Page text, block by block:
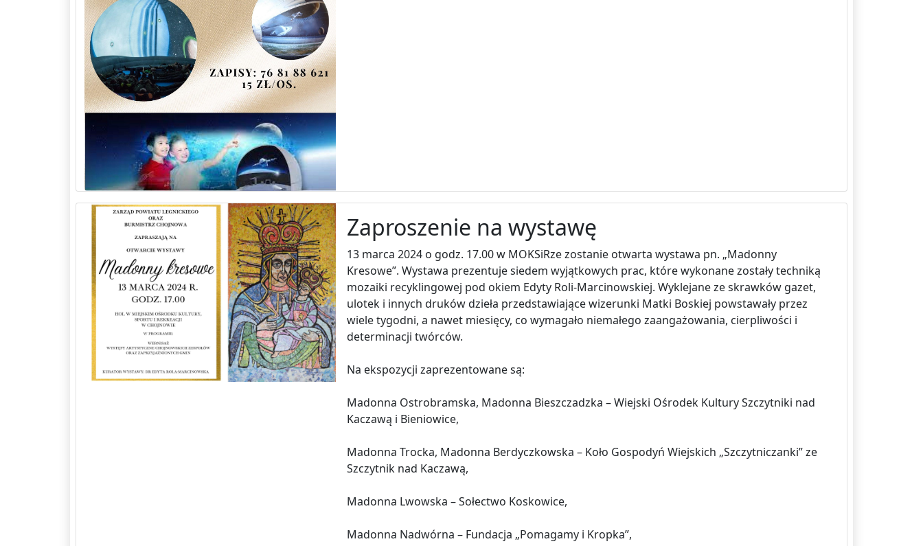
Zaproszenie na wystawę
13 marca 2024 o godz. 17.00 w MOKSiRze zostanie otwarta wystawa pn. „Madonny
Kresowe”. Wystawa prezentuje siedem wyjątkowych prac, które wykonane zostały techniką
mozaiki recyklingowej pod okiem Edyty Roli-Marcinowskiej. Wyklejane ze skrawków gazet,
ulotek i innych druków dzieła przedstawiające wizerunki Matki Boskiej powstawały przez
wiele tygodni, a nawet miesięcy, co wymagało niemałego zaangażowania, cierpliwości i
determinacji twórców.
Na ekspozycji zaprezentowane są:
Madonna Ostrobramska, Madonna Bieszczadzka – Wiejski Ośrodek Kultury Szczytniki nad
Kaczawą i Bieniowice,
Madonna Trocka, Madonna Berdyczkowska – Koło Gospodyń Wiejskich „Szczytniczanki” ze
Szczytnik nad Kaczawą,
Madonna Lwowska – Sołectwo Koskowice,
Madonna Nadwórna – Fundacja „Pomagamy i Kropka”,